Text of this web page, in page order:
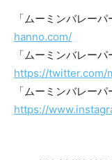
「ムーミンバレ
hanno.com/
「ムーミンバレ
https://twitter.com/
「ムーミンバレー
https://